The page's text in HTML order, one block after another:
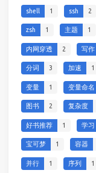
shell 1 ssh 2
zsh 1 主题 1
内网穿透 2 写作
分词 3 加速 1
变量 1 变量命名
图书 2 复杂度
好书推荐 1 学习
宝可梦 1 容器
并行 1 序列 1